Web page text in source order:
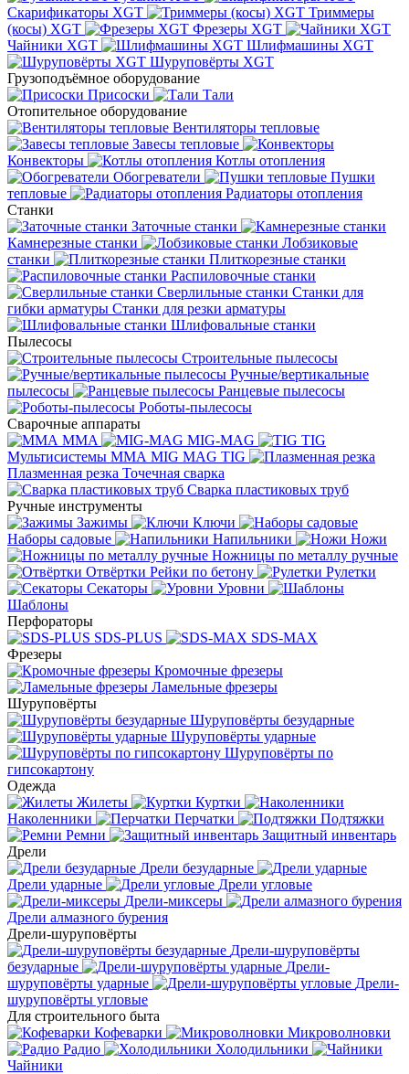
Скарификаторы XGT
Триммеры
(косы) XGT
Фрезеры XGT
Чайники XGT
Шлифмашины XGT
Шуруповёрты XGT
Грузоподъёмное оборудование
Присоски
Тали
Отопительное оборудование
Вентиляторы тепловые
Завесы тепловые
Конвекторы
Котлы отопления
Обогреватели
Пушки
тепловые
Радиаторы отопления
Станки
Заточные станки
Камнерезные станки
Лобзиковые
станки
Плиткорезные станки
Распиловочные станки
Сверлильные станки Станки для
гибки арматуры Станки для резки арматуры
Шлифовальные станки
Пылесосы
Строительные пылесосы
Ручные/вертикальные
пылесосы
Ранцевые пылесосы
Роботы-пылесосы
Сварочные аппараты
MMA
MIG-MAG
TIG
Мультисистемы ММА MIG MAG TIG
Плазменная резка Точечная сварка
Cварка пластиковых труб
Ручные инструменты
Зажимы
Ключи
Наборы садовые
Напильники
Ножи
Ножницы по металлу ручные
Отвёртки Рейки по бетону
Рулетки
Секаторы
Уровни
Шаблоны
Перфораторы
SDS-PLUS
SDS-MAX
Фрезеры
Кромочные фрезеры
Ламельные фрезеры
Шуруповёрты
Шуруповёрты безударные
Шуруповёрты ударные
Шуруповёрты по
гипсокартону
Одежда
Жилеты
Куртки
Наколенники
Перчатки
Подтяжки
Ремни
Защитный инвентарь
Дрели
Дрели безударные
Дрели ударные
Дрели угловые
Дрели-миксеры
Дрели алмазного бурения
Дрели-шуруповёрты
Дрели-шуруповёрты
безударные
Дрели-
шуруповёрты ударные
Дрели-
шуруповёрты угловые
Для строительного быта
Кофеварки
Микроволновки
Радио
Холодильники
Чайники